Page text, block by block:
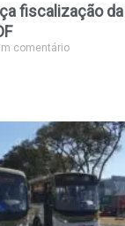
fiscalização
comentário